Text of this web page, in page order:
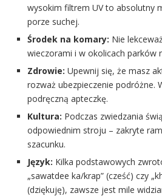
wysokim filtrem UV to absolutny
porze suchej.
Środek na komary: Nie
wieczorami i w okolicach parków
Zdrowie: Upewnij się, że masz
rozważ ubezpieczenie podróżne.
podręczną apteczkę.
Kultura: Podczas zwiedzania
odpowiednim stroju – zakryte
szacunku.
Język: Kilka podstawowych
„sawatdee ka/krap” (cześć) czy
(dziękuję), zawsze jest mile